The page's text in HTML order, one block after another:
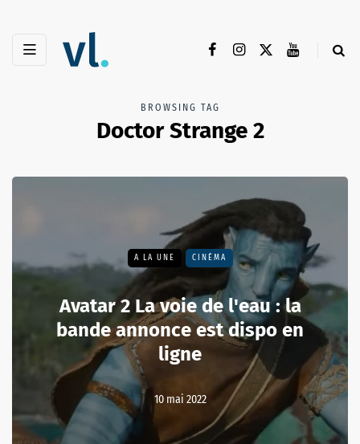
BROWSING TAG
Doctor Strange 2
A LA UNE CINÉMA
Avatar 2 La voie de l'eau : la
bande annonce est dispo en
ligne
10 mai 2022